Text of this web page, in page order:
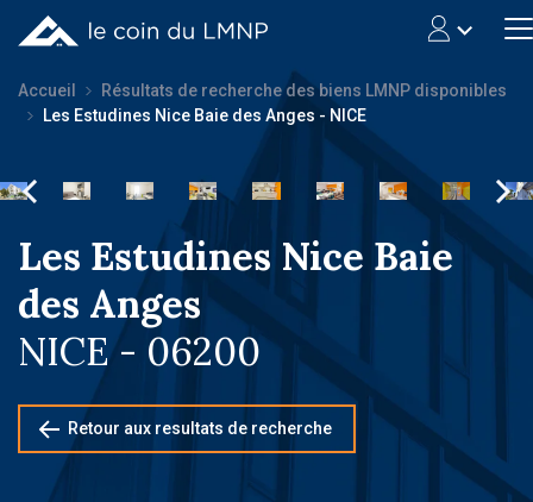
Accueil
Résultats de recherche des biens LMNP disponibles
Les Estudines Nice Baie des Anges - NICE
Les Estudines Nice Baie
des Anges
NICE - 06200
Retour aux resultats de recherche